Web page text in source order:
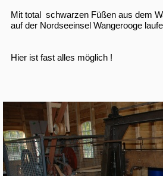
Mit total schwarzen Füßen aus dem
auf der Nordseeinsel Wangerooge
Hier ist fast alles möglich !